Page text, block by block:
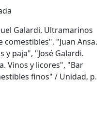
Galardi. Ultramarinos
comestibles", "Juan Ansa.
y paja", "José Galardi.
Vinos y licores", "Bar
finos" / Unidad, p.